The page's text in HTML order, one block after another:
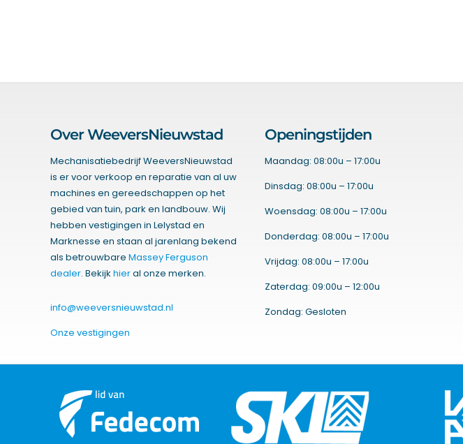
Over WeeversNieuwstad
Mechanisatiebedrijf WeeversNieuwstad
is er voor verkoop en reparatie van al uw
machines en gereedschappen op het
gebied van tuin, park en landbouw. Wij
hebben vestigingen in Lelystad en
Marknesse en staan al jarenlang bekend
als betrouwbare Massey Ferguson
dealer. Bekijkhieral onze merken.
info@weeversnieuwstad.nl
Onze vestigingen
Openingstijden
Maandag: 08:00u – 17:00u
Dinsdag: 08:00u – 17:00u
Woensdag: 08:00u – 17:00u
Donderdag: 08:00u – 17:00u
Vrijdag: 08:00u – 17:00u
Zaterdag: 09:00u – 12:00u
Zondag: Gesloten